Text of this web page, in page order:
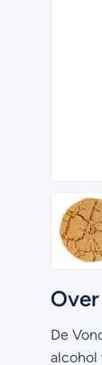
De
alcohol